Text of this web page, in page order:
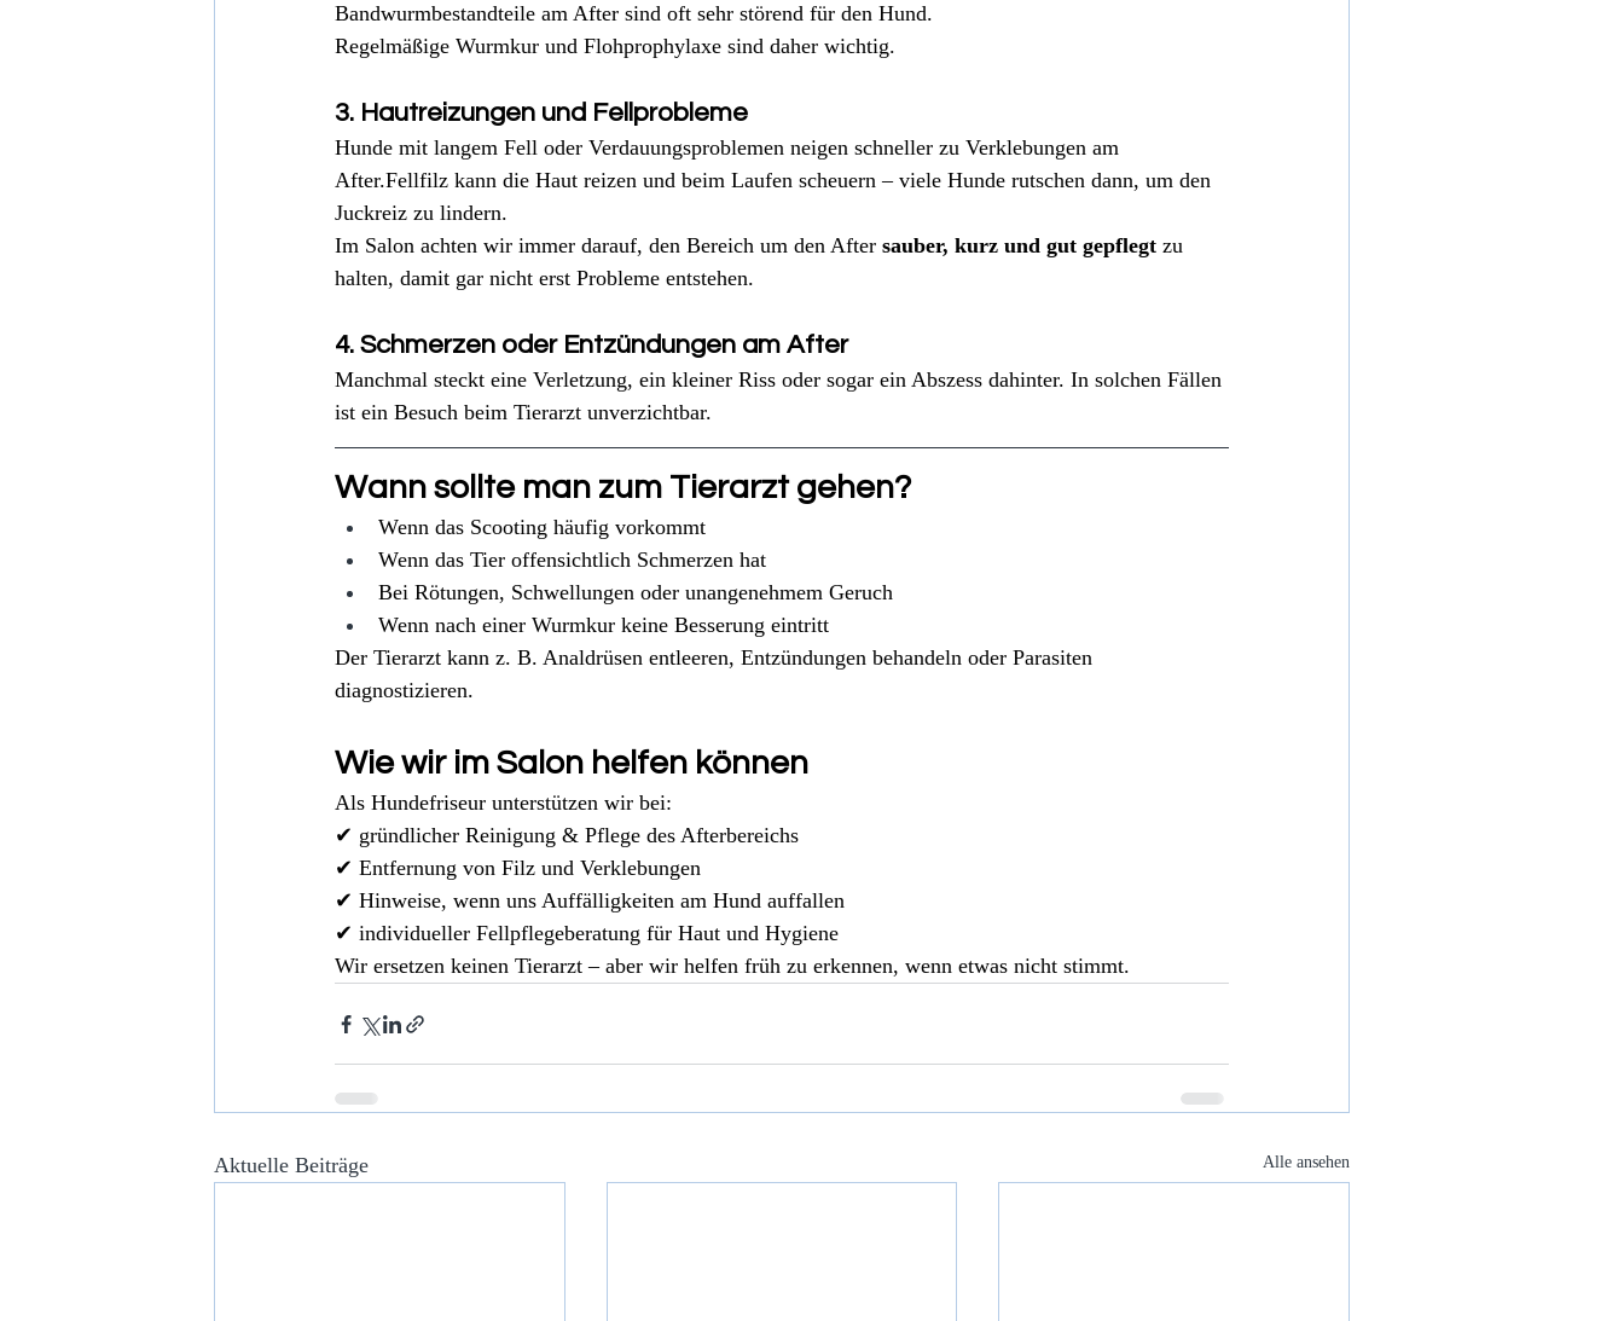
Bandwurmbestandteile am After sind oft sehr störend für den Hund.
Regelmäßige Wurmkur und Flohprophylaxe sind daher wichtig.
3. Hautreizungen und Fellprobleme
Hunde mit langem Fell oder Verdauungsproblemen neigen schneller zu Verklebungen am
After.Fellfilz kann die Haut reizen und beim Laufen scheuern – viele Hunde rutschen dann, um den
Juckreiz zu lindern.
Im Salon achten wir immer darauf, den Bereich um den After sauber, kurz und gut gepflegt zu
halten, damit gar nicht erst Probleme entstehen.
4. Schmerzen oder Entzündungen am After
Manchmal steckt eine Verletzung, ein kleiner Riss oder sogar ein Abszess dahinter. In solchen Fällen
ist ein Besuch beim Tierarzt unverzichtbar.
Wann sollte man zum Tierarzt gehen?
Wenn das Scooting häufig vorkommt
Wenn das Tier offensichtlich Schmerzen hat
Bei Rötungen, Schwellungen oder unangenehmem Geruch
Wenn nach einer Wurmkur keine Besserung eintritt
Der Tierarzt kann z. B. Analdrüsen entleeren, Entzündungen behandeln oder Parasiten
diagnostizieren.
Wie wir im Salon helfen können
Als Hundefriseur unterstützen wir bei:
✔ gründlicher Reinigung & Pflege des Afterbereichs
✔ Entfernung von Filz und Verklebungen
✔ Hinweise, wenn uns Auffälligkeiten am Hund auffallen
✔ individueller Fellpflegeberatung für Haut und Hygiene
Wir ersetzen keinen Tierarzt – aber wir helfen früh zu erkennen, wenn etwas nicht stimmt.
Aktuelle Beiträge Alle ansehen